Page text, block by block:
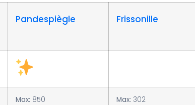
Pandespiègle Frissonille
Max: 850 Max: 302